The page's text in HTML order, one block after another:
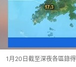
1月20日截至深夜各區錄